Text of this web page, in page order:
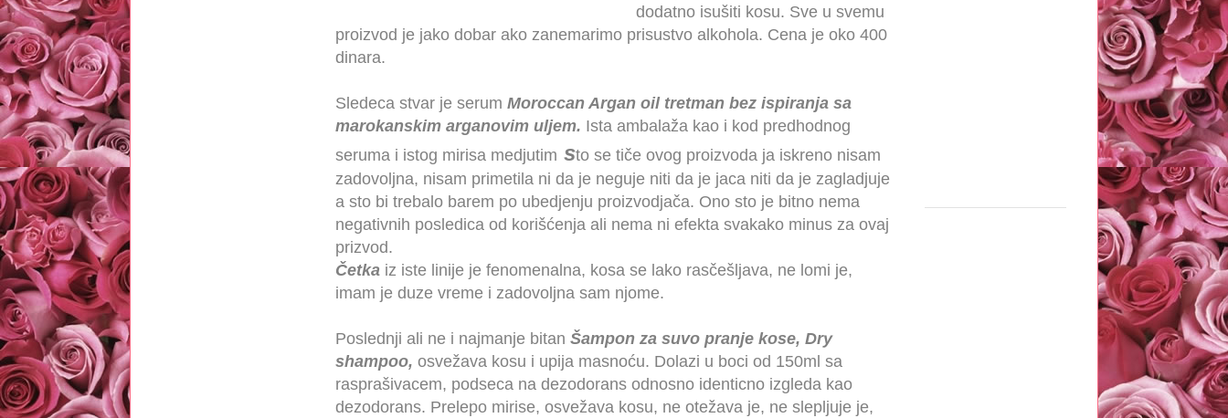
dodatno isušiti kosu. Sve u svemu
proizvod je jako dobar ako zanemarimo prisustvo alkohola. Cena je oko 400
dinara.
Sledeca stvar je serum Moroccan Argan oil tretman bez ispiranja sa
marokanskim arganovim uljem. Ista ambalaža kao i kod predhodnog
seruma i istog mirisa medjutim sto se tiče ovog proizvoda ja iskreno nisam
zadovoljna, nisam primetila ni da je neguje niti da je jaca niti da je zagladjuje
a sto bi trebalo barem po ubedjenju proizvodjača. Ono sto je bitno nema
negativnih posledica od korišćenja ali nema ni efekta svakako minus za ovaj
prizvod.
Četka iz iste linije je fenomenalna, kosa se lako rasčešljava, ne lomi je,
imam je duze vreme i zadovoljna sam njome.
Poslednji ali ne i najmanje bitan Šampon za suvo pranje kose, Dry
shampoo, osvežava kosu i upija masnoću. Dolazi u boci od 150ml sa
rasprašivacem, podseca na dezodorans odnosno identicno izgleda kao
dezodorans. Prelepo mirise, osvežava kosu, ne otežava je, ne slepljuje je,